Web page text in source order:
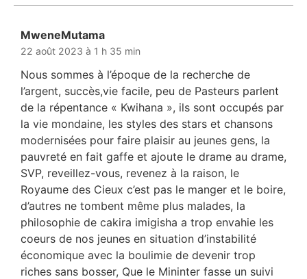
MweneMutama
22 août 2023 à 1 h 35 min
Nous sommes à l’époque de la recherche de
l’argent, succès,vie facile, peu de Pasteurs parlent
de la répentance « Kwihana », ils sont occupés par
la vie mondaine, les styles des stars et chansons
modernisées pour faire plaisir au jeunes gens, la
pauvreté en fait gaffe et ajoute le drame au drame,
SVP, reveillez-vous, revenez à la raison, le
Royaume des Cieux c’est pas le manger et le boire,
d’autres ne tombent même plus malades, la
philosophie de cakira imigisha a trop envahie les
coeurs de nos jeunes en situation d’instabilité
économique avec la boulimie de devenir trop
riches sans bosser, Que le Mininter fasse un suivi